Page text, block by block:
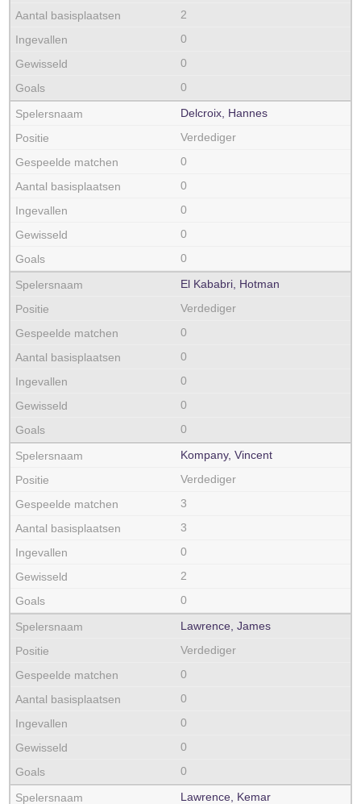
2
0
0
0
Delcroix, Hannes
Verdediger
0
0
0
0
0
El Kababri, Hotman
Verdediger
0
0
0
0
0
Kompany, Vincent
Verdediger
3
3
0
2
0
Lawrence, James
Verdediger
0
0
0
0
0
Lawrence, Kemar